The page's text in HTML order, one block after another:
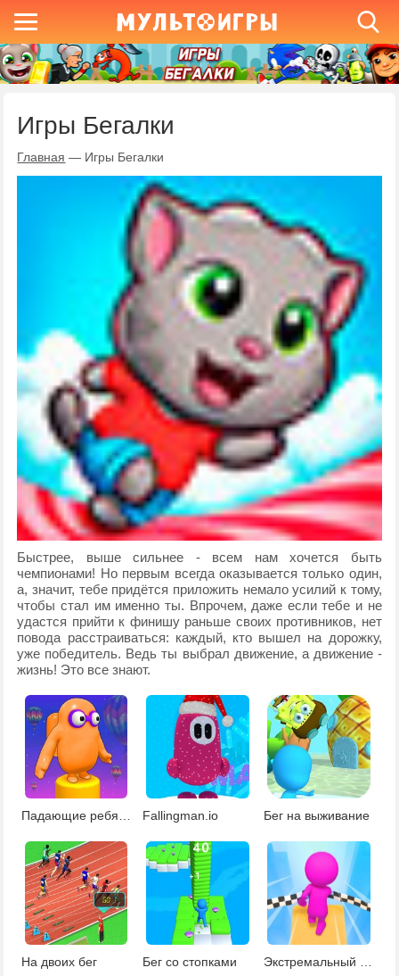
Игры Бегалки
Главная — Игры Бегалки
Быстрее, выше сильнее - всем нам хочется быть
чемпионами! Но первым всегда оказывается только один,
а, значит, тебе придётся приложить немало усилий к тому,
чтобы стал им именно ты. Впрочем, даже если тебе и не
удастся прийти к финишу раньше своих противников, нет
повода расстраиваться: каждый, кто вышел на дорожку,
уже победитель. Ведь ты выбрал движение, а движение -
жизнь! Это все знают.
Fallingman.io Бег на выживание
На двоих бег Бег со стопками